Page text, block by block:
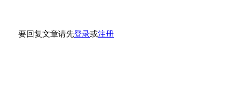
要回复文章请先登录或注册